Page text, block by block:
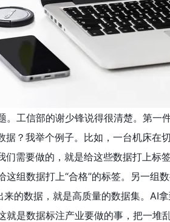
工信部的谢少锋说得很清楚。第一
据？我举个例子。比如，一台机床
们需要做的，就是给这些数据打上
这组数据打上“合格”的标签。另一
来的数据，就是高质量的数据集。
是数据标注产业要做的事，把一堆